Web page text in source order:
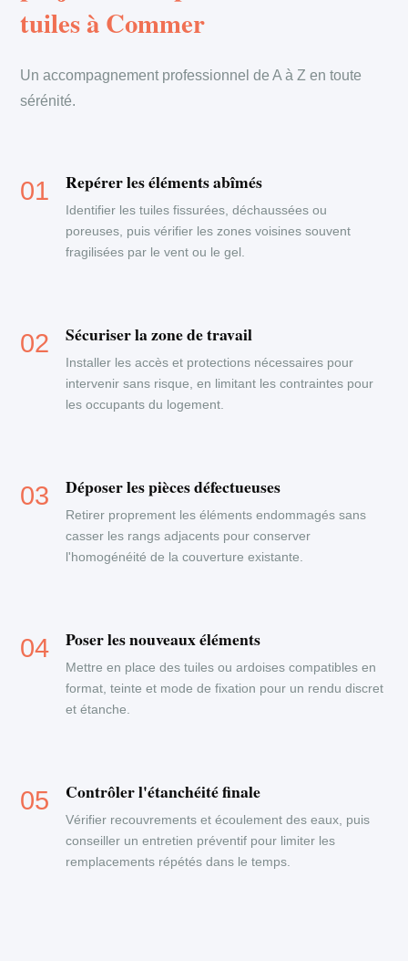
tuiles à Commer
Un accompagnement professionnel de A à Z en toute
sérénité.
Repérer les éléments abîmés
Identifier les tuiles fissurées, déchaussées ou
poreuses, puis vérifier les zones voisines souvent
fragilisées par le vent ou le gel.
Sécuriser la zone de travail
Installer les accès et protections nécessaires pour
intervenir sans risque, en limitant les contraintes pour
les occupants du logement.
Déposer les pièces défectueuses
Retirer proprement les éléments endommagés sans
casser les rangs adjacents pour conserver
l'homogénéité de la couverture existante.
Poser les nouveaux éléments
Mettre en place des tuiles ou ardoises compatibles en
format, teinte et mode de fixation pour un rendu discret
et étanche.
Contrôler l'étanchéité finale
Vérifier recouvrements et écoulement des eaux, puis
conseiller un entretien préventif pour limiter les
remplacements répétés dans le temps.